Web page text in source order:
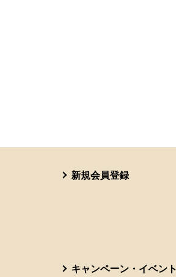
新規会員登録
キャンペーン・イベント